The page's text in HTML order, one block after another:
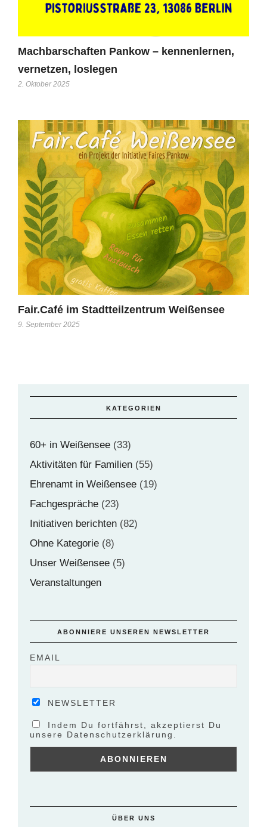
Machbarschaften Pankow – kennenlernen,
vernetzen, loslegen
2. Oktober 2025
Fair.Café im Stadtteilzentrum Weißensee
9. September 2025
KATEGORIEN
60+ in Weißensee (33)
Aktivitäten für Familien (55)
Ehrenamt in Weißensee (19)
Fachgespräche (23)
Initiativen berichten (82)
Ohne Kategorie (8)
Unser Weißensee (5)
Veranstaltungen
ABONNIERE UNSEREN NEWSLETTER
EMAIL
NEWSLETTER
Indem Du fortfährst, akzeptierst Du
unsere Datenschutzerklärung.
ÜBER UNS